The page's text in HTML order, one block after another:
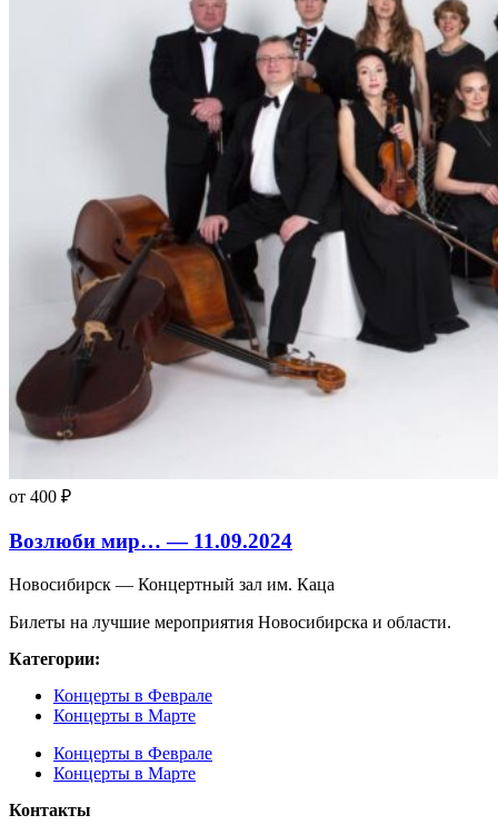
от 400 ₽
Возлюби мир… — 11.09.2024
Новосибирск — Концертный зал им. Каца
Билеты на лучшие мероприятия Новосибирска и области.
Категории:
Концерты в Феврале
Концерты в Марте
Концерты в Феврале
Концерты в Марте
Контакты